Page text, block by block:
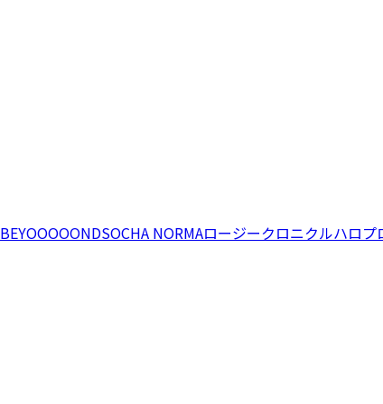
BEYOOOOONDSOCHA NORMAロージークロニクルハロプ